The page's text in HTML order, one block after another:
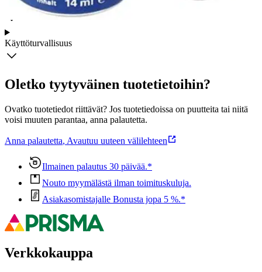
Käyttöturvallisuus
Oletko tyytyväinen tuotetietoihin?
Ovatko tuotetiedot riittävät? Jos tuotetiedoissa on puutteita tai niitä
voisi muuten parantaa, anna palautetta.
Anna palautetta, Avautuu uuteen välilehteen
Ilmainen palautus 30 päivää.*
Nouto myymälästä ilman toimituskuluja.
Asiakasomistajalle Bonusta jopa 5 %.*
Verkkokauppa